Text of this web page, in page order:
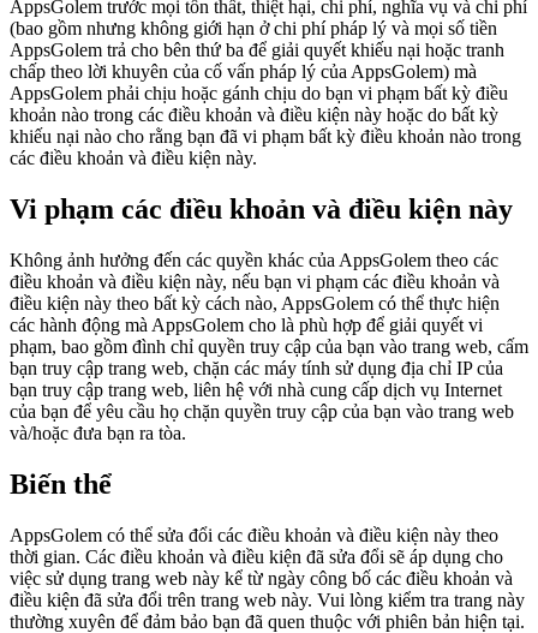
AppsGolem trước mọi tổn thất, thiệt hại, chi phí, nghĩa vụ và chi phí
(bao gồm nhưng không giới hạn ở chi phí pháp lý và mọi số tiền
AppsGolem trả cho bên thứ ba để giải quyết khiếu nại hoặc tranh
chấp theo lời khuyên của cố vấn pháp lý của AppsGolem) mà
AppsGolem phải chịu hoặc gánh chịu do bạn vi phạm bất kỳ điều
khoản nào trong các điều khoản và điều kiện này hoặc do bất kỳ
khiếu nại nào cho rằng bạn đã vi phạm bất kỳ điều khoản nào trong
các điều khoản và điều kiện này.
Vi phạm các điều khoản và điều kiện này
Không ảnh hưởng đến các quyền khác của AppsGolem theo các
điều khoản và điều kiện này, nếu bạn vi phạm các điều khoản và
điều kiện này theo bất kỳ cách nào, AppsGolem có thể thực hiện
các hành động mà AppsGolem cho là phù hợp để giải quyết vi
phạm, bao gồm đình chỉ quyền truy cập của bạn vào trang web, cấm
bạn truy cập trang web, chặn các máy tính sử dụng địa chỉ IP của
bạn truy cập trang web, liên hệ với nhà cung cấp dịch vụ Internet
của bạn để yêu cầu họ chặn quyền truy cập của bạn vào trang web
và/hoặc đưa bạn ra tòa.
Biến thể
AppsGolem có thể sửa đổi các điều khoản và điều kiện này theo
thời gian. Các điều khoản và điều kiện đã sửa đổi sẽ áp dụng cho
việc sử dụng trang web này kể từ ngày công bố các điều khoản và
điều kiện đã sửa đổi trên trang web này. Vui lòng kiểm tra trang này
thường xuyên để đảm bảo bạn đã quen thuộc với phiên bản hiện tại.